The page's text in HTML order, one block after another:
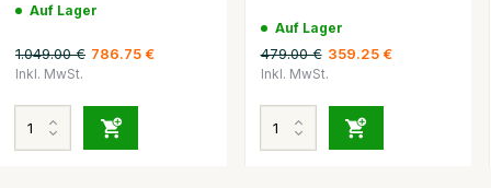
Auf Lager
1.049.00 € 786.75 €
Inkl. MwSt.
Auf Lager
479.00 € 359.25 €
Inkl. MwSt.